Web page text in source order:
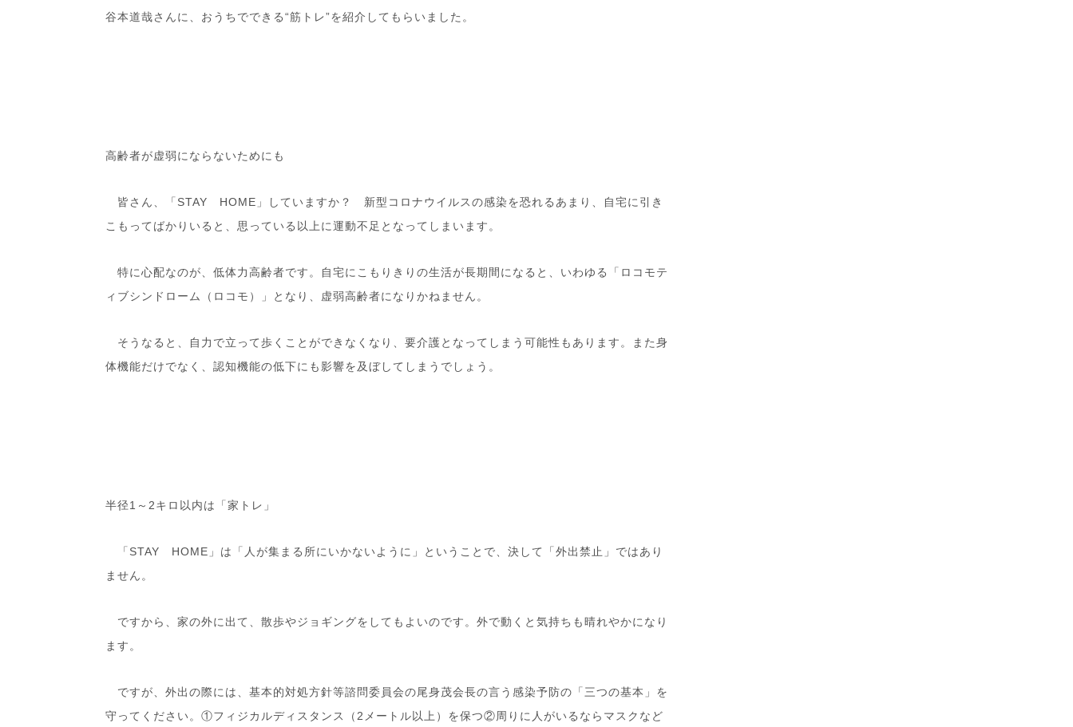
谷本道哉さんに、おうちでできる“筋トレ”を紹介してもらいました。
高齢者が虚弱にならないためにも
皆さん、「 STAY HOME 」していますか？ 新型コロナウイルスの感染を恐れるあまり、自宅に引き
こもってばかりいると、思っている以上に運動不足となってしまいます。
特に心配なのが、低体力高齢者です。自宅にこもりきりの生活が長期間になると、いわゆる「ロコモテ
ィブシンドローム（ロコモ）」となり、虚弱高齢者になりかねません。
そうなると、自力で立って歩くことができなくなり、要介護となってしまう可能性もあります。また身
体機能だけでなく、認知機能の低下にも影響を及ぼしてしまうでしょう。
半径1 ～ 2キロ以内は「家トレ」
「 STAY HOME 」は「人が集まる所にいかないように」ということで、決して「外出禁止」ではあり
ません。
ですから、家の外に出て、散歩やジョギングをしてもよいのです。外で動くと気持ちも晴れやかになり
ます。
ですが、外出の際には、基本的対処方針等諮問委員会の尾身茂会長の言う感染予防の「三つの基本」を
守ってください。①フィジカルディスタンス（ 2 メートル以上）を保つ②周りに人がいるならマスクなど